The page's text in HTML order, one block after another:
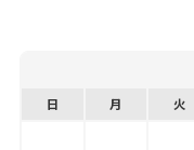
日 月 火